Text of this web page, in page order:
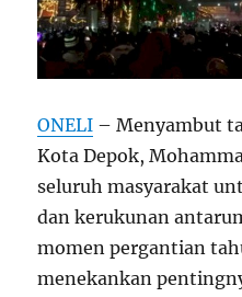
ONELI – Menyambut
Kota Depok,
seluruh masyarakat
dan kerukunan
momen pergantian
menekankan